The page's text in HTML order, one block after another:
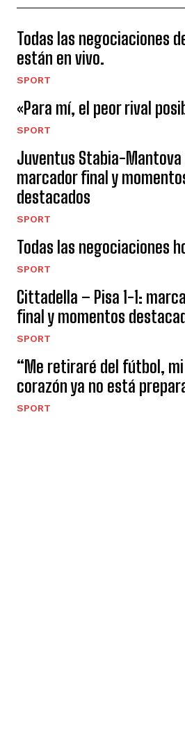
Todas las negociaciones
están en vivo.
SPORT
«Para mí, el peor rival
SPORT
Juventus Stabia-Mantova
marcador final y
destacados
SPORT
Todas las negociaciones
SPORT
Cittadella – Pisa 1-1:
final y momentos
SPORT
“Me retiraré del fútbol, ​​mi
corazón ya no está
SPORT